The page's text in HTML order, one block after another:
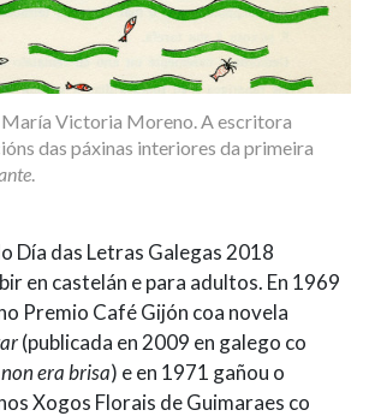
Victoria Moreno. A escritora
das páxinas interiores da primeira
.
Día das Letras Galegas 2018
en castelán e para adultos. En 1969
Premio Café Gijón coa novela
(publicada en 2009 en galego co
era brisa) e en 1971 gañou o
Xogos Florais de Guimaraes co